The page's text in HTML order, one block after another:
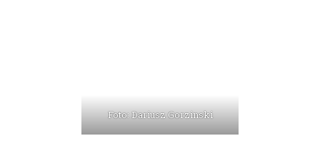
Foto: Dariusz Gorzinski